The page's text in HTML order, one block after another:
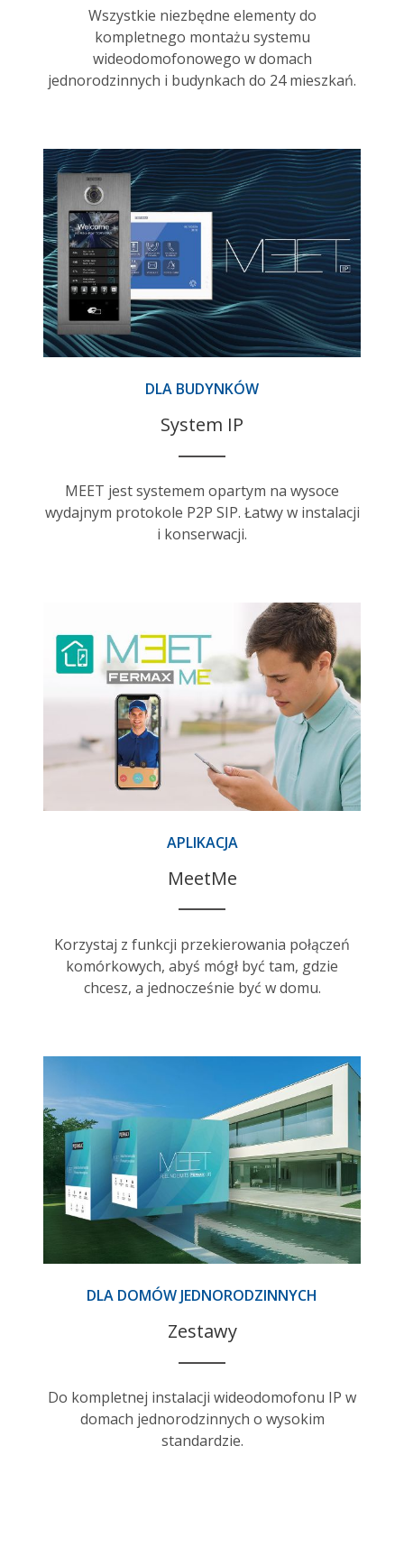
Wszystkie niezbędne elementy do
kompletnego montażu systemu
wideodomofonowego w domach
jednorodzinnych i budynkach do 24 mieszkań.
DLA BUDYNKÓW
System IP
MEET jest systemem opartym na wysoce
wydajnym protokole P2P SIP. Łatwy w instalacji
i konserwacji.
APLIKACJA
MeetMe
Korzystaj z funkcji przekierowania połączeń
komórkowych, abyś mógł być tam, gdzie
chcesz, a jednocześnie być w domu.
DLA DOMÓW JEDNORODZINNYCH
Zestawy
Do kompletnej instalacji wideodomofonu IP w
domach jednorodzinnych o wysokim
standardzie.